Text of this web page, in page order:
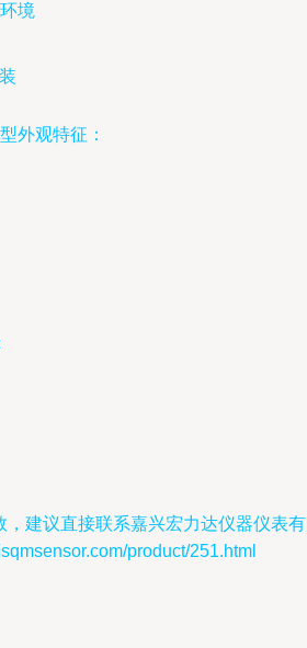
境
外观特征：
建议直接联系嘉兴宏力达仪器仪表
product/251.html